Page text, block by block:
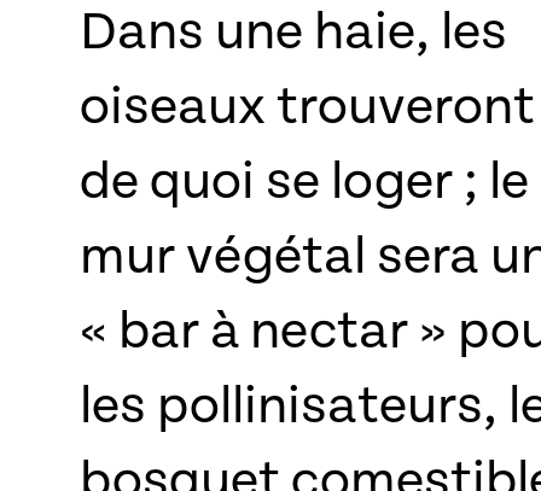
Dans une haie, les
oiseaux trouveront
de quoi se loger ; le
mur végétal sera
« bar à nectar »
les pollinisateurs,